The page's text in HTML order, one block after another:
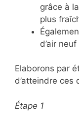
grâce à
plus
d’air
Elaborons par
d’atteindre
Étape 1